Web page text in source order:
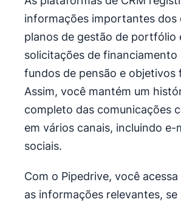
informações importantes dos
planos de gestão de portfólio
solicitações de financiamento
fundos de pensão e objetivos
Assim, você mantém um
completo das comunicações
em vários canais, incluindo e-
sociais.
Com o Pipedrive, você
as informações relevantes, se